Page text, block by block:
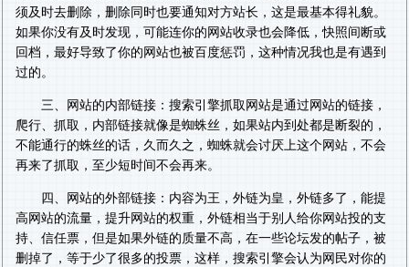
须及时去删除，删除同时也要通知对方站长，这是最基本得礼貌。
如果你没有及时发现，可能连你的网站收录也会降低，快照间断或
回档，最好导致了你的网站也被百度惩罚，这种情况我也是有遇到
过的。
三、网站的内部链接：搜索引擎抓取网站是通过网站的链接，
爬行、抓取，内部链接就像是蜘蛛丝，如果站内到处都是断裂的，
不能通行的蛛丝的话，久而久之，蜘蛛就会讨厌上这个网站，不会
再来了抓取，至少短时间不会再来。
四、网站的外部链接：内容为王，外链为皇，外链多了，能提
高网站的流量，提升网站的权重，外链相当于别人给你网站投的支
持、信任票，但是如果外链的质量不高，在一些论坛发的帖子，被
删掉了，等于少了很多的投票，这样，搜索引擎会认为网民对你的